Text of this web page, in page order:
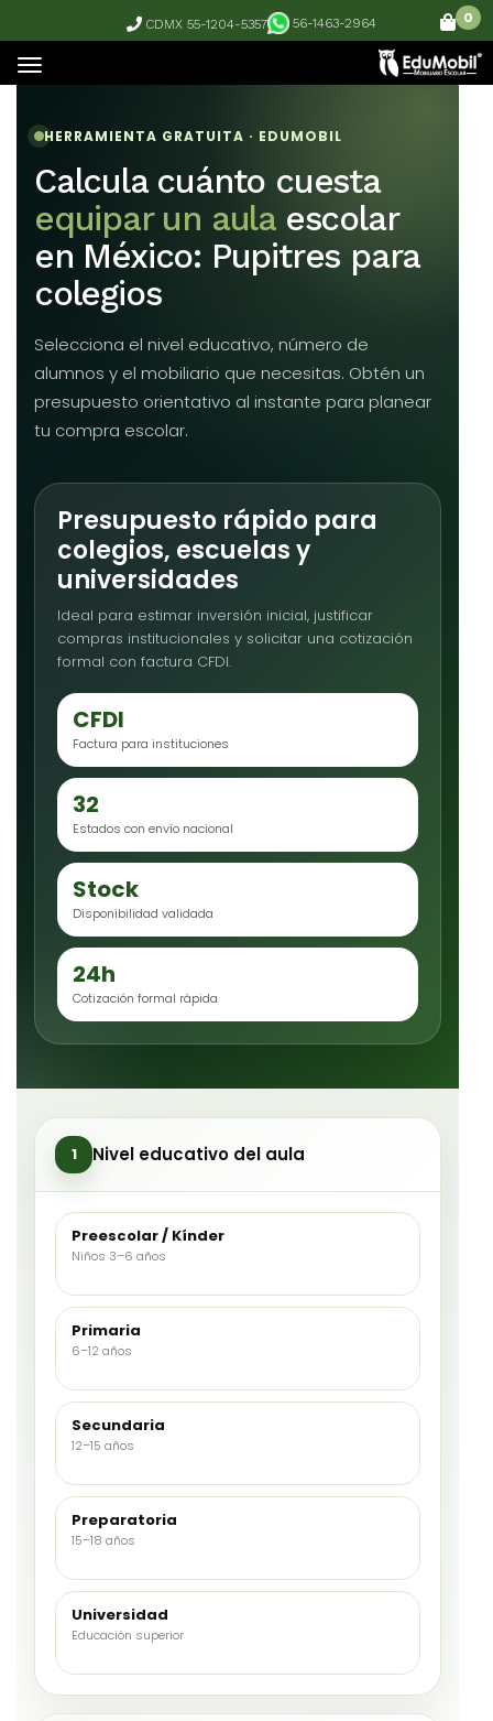
CDMX 55-1204-5357 56-1463-2964 0
html
HERRAMIENTA GRATUITA · EDUMOBIL
Calcula cuánto cuesta
equipar un aulaescolar
en México: Pupitres para
colegios
Selecciona el nivel educativo, número de
alumnos y el mobiliario que necesitas. Obtén un
presupuesto orientativo al instante para planear
tu compra escolar.
Presupuesto rápido para
colegios, escuelas y
universidades
Ideal para estimar inversión inicial, justificar
compras institucionales y solicitar una cotización
formal con factura CFDI.
CFDI
Factura para instituciones
32
Estados con envío nacional
Stock
Disponibilidad validada
24h
Cotización formal rápida
1 Nivel educativo del aula
Preescolar / Kínder
Niños 3–6 años
Primaria
6–12 años
Secundaria
12–15 años
Preparatoria
15–18 años
Universidad
Educación superior